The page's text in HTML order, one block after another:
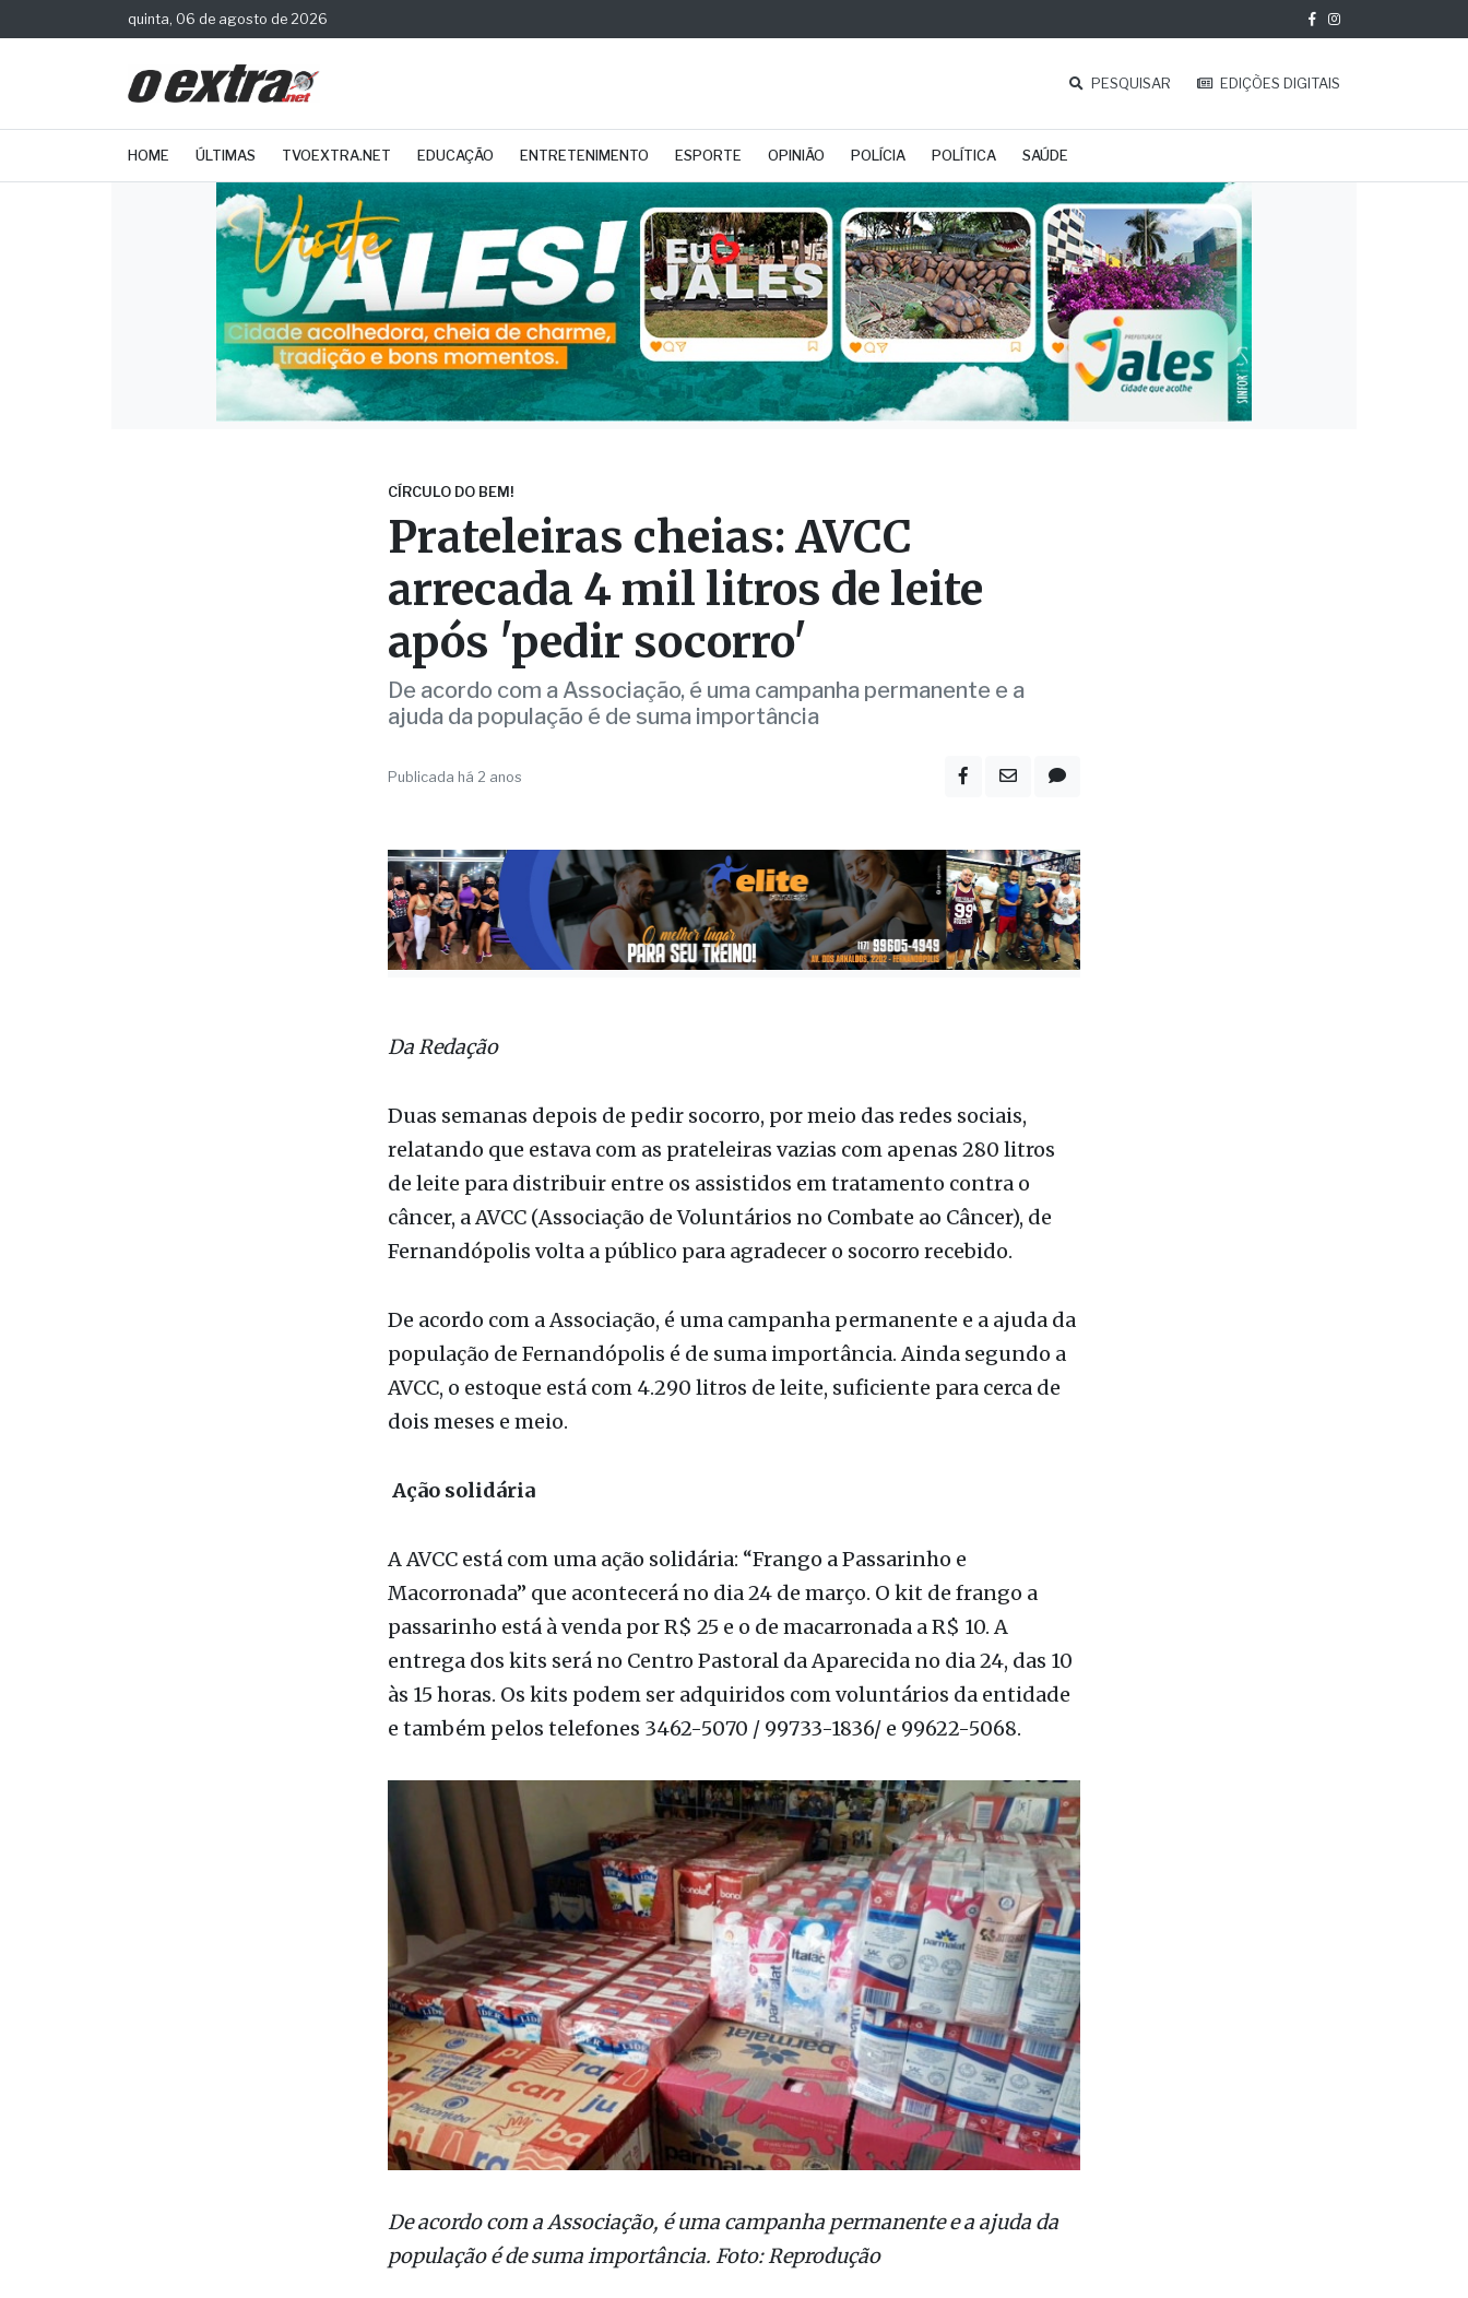
quinta, 06 de agosto de 2026
PESQUISAR EDIÇÕES DIGITAIS
HOME ÚLTIMAS TVOEXTRA.NET EDUCAÇÃO ENTRETENIMENTO ESPORTE OPINIÃO POLÍCIA POLÍTICA SAÚDE
CÍRCULO DO BEM!
Prateleiras cheias: AVCC
após 'pedir socorro'
De acordo com a Associação, é uma campanha permanente e a
ajuda da população é de suma importância
Publicada há 2 anos
Da Redação
Duas semanas depois de pedir socorro, por meio das redes sociais,
de leite para distribuir entre os assistidos em tratamento contra o
Fernandópolis volta a público para agradecer o socorro recebido.
De acordo com a Associação, é uma campanha permanente e a ajuda da
população de Fernandópolis é de suma importância. Ainda segundo a
AVCC, o estoque está com 4.290 litros de leite, suficiente para cerca de
Ação solidária
A AVCC está com uma ação solidária: “Frango a Passarinho e
passarinho está à venda por R$ 25 e o de macarronada a R$ 10. A
às 15 horas. Os kits podem ser adquiridos com voluntários da entidade
e também pelos telefones 3462-5070 / 99733-1836/ e 99622-5068.
De acordo com a Associação, é uma campanha permanente e a ajuda da
população é de suma importância. Foto: Reprodução
Círculo Do Bem AVCC Fernandópolis Solidariedade